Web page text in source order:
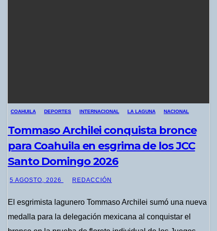
COAHUILA DEPORTES INTERNACIONAL LA LAGUNA NACIONAL
Tommaso Archilei conquista bronce
para Coahuila en esgrima de los JCC
Santo Domingo 2026
5 AGOSTO, 2026 REDACCIÓN
El esgrimista lagunero Tommaso Archilei sumó una nueva
medalla para la delegación mexicana al conquistar el